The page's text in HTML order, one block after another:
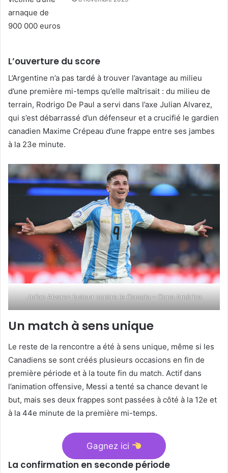
L’ouverture du score
L’Argentine n’a pas tardé à trouver l’avantage au milieu
d’une première mi-temps qu’elle maîtrisait : du milieu de
terrain, Rodrigo De Paul a servi dans l’axe Julian Alvarez,
qui s’est débarrassé d’un défenseur et a crucifié le gardien
canadien Maxime Crépeau d’une frappe entre ses jambes
à la 23e minute.
Julian Alvarez buteur contre le Canada – Copa América
Un match à sens unique
Le reste de la rencontre a été à sens unique, même si les
Canadiens se sont créés plusieurs occasions en fin de
première période et à la toute fin du match. Actif dans
l’animation offensive, Messi a tenté sa chance devant le
but, mais ses deux frappes sont passées à côté à la 12e et
à la 44e minute de la première mi-temps.
Gagnez ici
La confirmation en seconde période